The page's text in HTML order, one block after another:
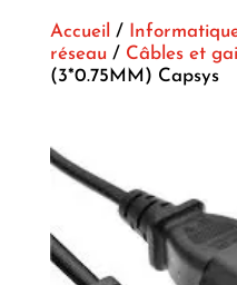
Accueil /
réseau / Câbles et
(3*0.75MM) Capsys